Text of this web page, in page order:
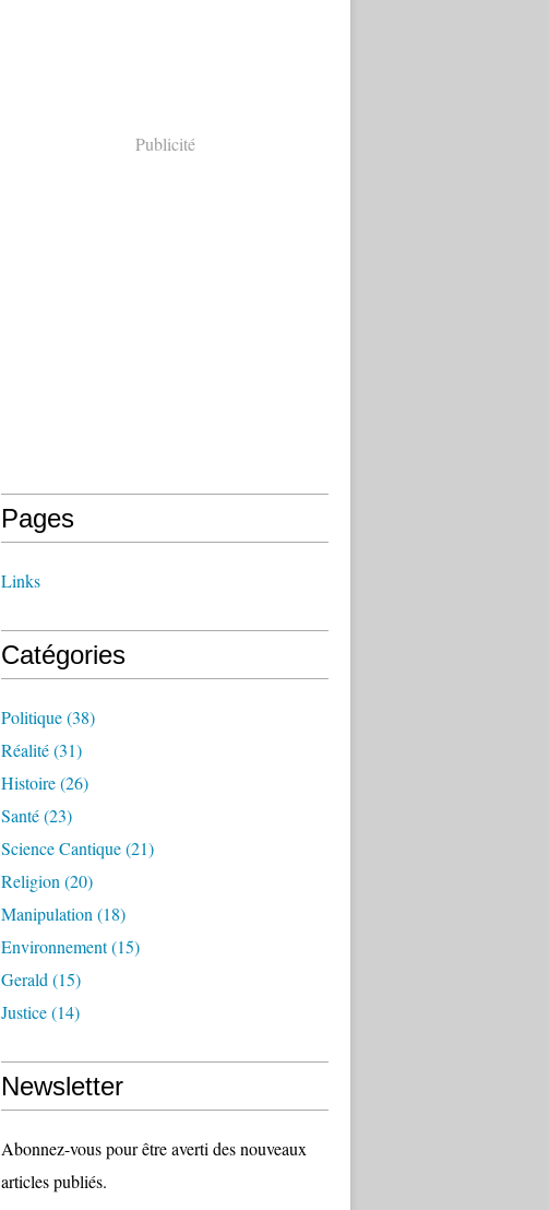
Publicité
Pages
Links
Catégories
Politique(38)
Réalité(31)
Histoire(26)
Santé(23)
Science Cantique(21)
Religion (20)
Manipulation (18)
Environnement(15)
Gerald (15)
Justice(14)
Newsletter
Abonnez-vous pour être averti des nouveaux
articles publiés.